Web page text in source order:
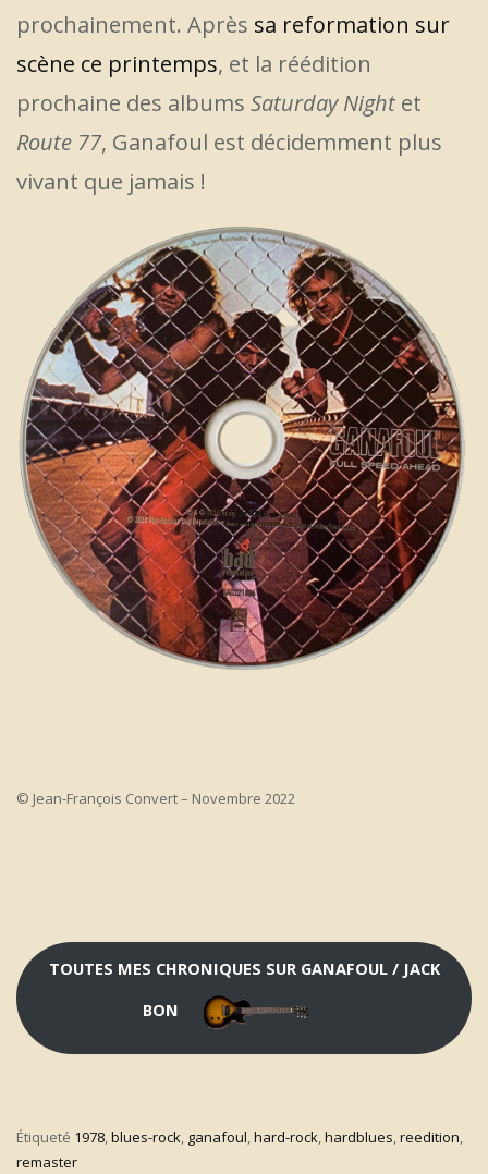
prochainement. Après sa reformation sur
scène ce printemps, et la réédition
prochaine des albums Saturday Night et
Route 77, Ganafoul est décidemment plus
vivant que jamais !
© Jean-François Convert – Novembre 2022
TOUTES MES CHRONIQUES SUR GANAFOUL / JACK
BON
Étiqueté 1978,blues-rock, ganafoul,hard-rock,hardblues,reedition,
remaster